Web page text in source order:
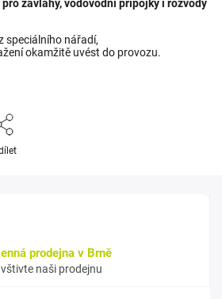
závlahy, vodovodní přípojky i rozvody
speciálního nářadí,
okamžitě uvést do provozu.
prodejna v Brně
naši prodejnu